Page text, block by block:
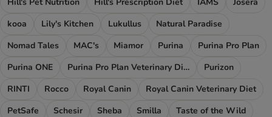
kooa
Lily's Kitchen Lukullus
Natural Paradise
Nomad Tales
MAC's Miamor Purina
Purina Pro Plan
Purina ONE
Purina Pro Plan Veterinary Diets
Purizon
RINTI
Rocco Royal Canin
Royal Canin Veterinary Diet
PetSafe
Schesir Sheba Smilla
Taste of the Wild